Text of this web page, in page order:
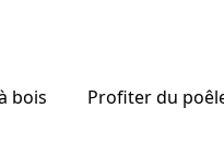
bois Profiter du